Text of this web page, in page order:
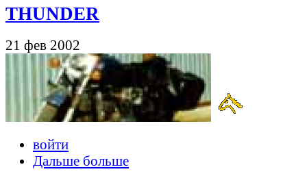
THUNDER
21 фев 2002
войти
Дальше больше